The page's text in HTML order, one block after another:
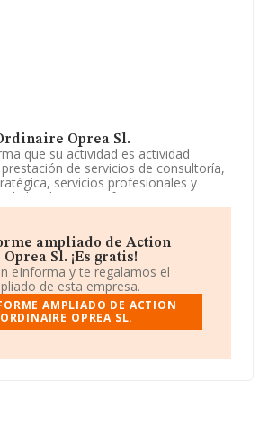
Oprea Sl.
que su actividad es actividad
de servicios de consultoría,
servicios profesionales y
de hardware o software,
sistemas informáticos de terceros,
La sociedad está inscrita en el
como Sociedad Limitada. Su CNAE
con código '%cnae%'. La sociedad
en mercados exteriores.
Ordinaire Oprea S.L , con CIF
en Calle Santa Lucia núm. 23,
ampliado de Action
Sl. ¡Es gratis!
eInforma y te regalamos el
de esta empresa.
AMPLIADO DE ACTION
ORDINAIRE OPREA SL.